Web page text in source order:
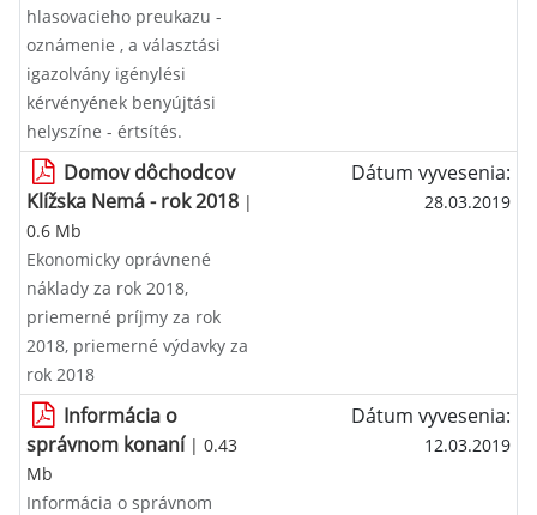
hlasovacieho preukazu -
oznámenie , a választási
igazolvány igénylési
kérvényének benyújtási
helyszíne - értsítés.
Domov dôchodcov
Klížska Nemá - rok 2018 |
0.6 Mb
Dátum vyvesenia:
28.03.2019
Ekonomicky oprávnené
náklady za rok 2018,
priemerné príjmy za rok
2018, priemerné výdavky za
rok 2018
Informácia o
správnom konaní| 0.43
Mb
Dátum vyvesenia:
12.03.2019
Informácia o správnom